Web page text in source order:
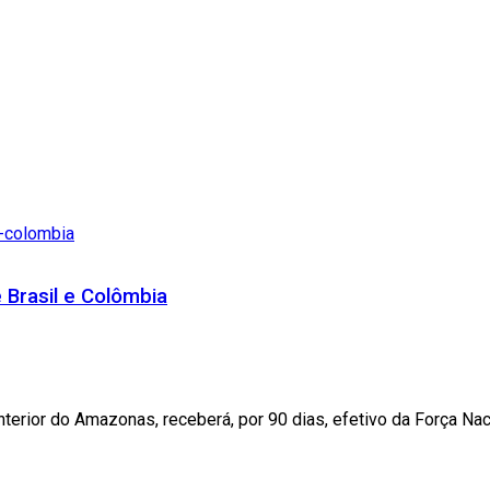
e Colômbia
do Amazonas, receberá, por 90 dias, efetivo da Força